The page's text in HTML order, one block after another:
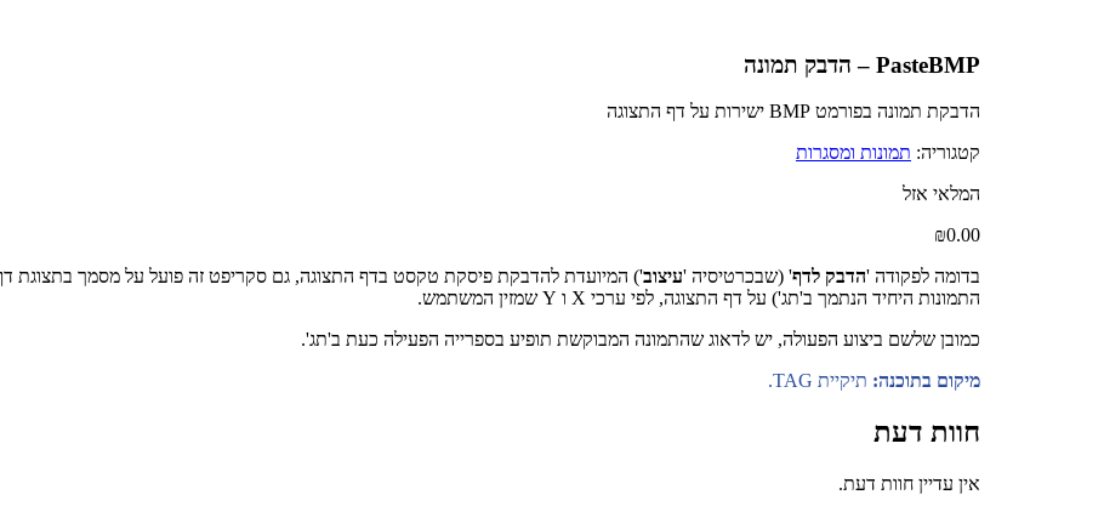
PasteBMP – הדבק תמונה
הדבקת תמונה בפורמט BMP ישירות על דף התצוגה
קטגוריה: תמונות ומסגרות
המלאי אזל
₪0.00
בדומה לפקודה 'הדבק לדף' (שבכרטיסיה 'עיצוב
התמונות היחיד הנתמך ב'תג') על דף התצוגה, לפי ערכי X ו Y שמזין המשתמש.
כמובן שלשם ביצוע הפעולה, יש לדאוג שהתמונה המבוקשת תופיע בספרייה הפעילה כעת ב'תג'.
מיקום בתוכנה: תיקיית TAG.
חוות דעת
אין עדיין חוות דעת.